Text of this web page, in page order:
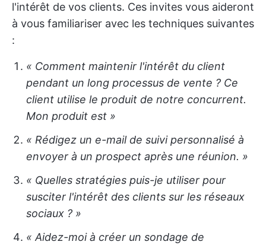
l'intérêt de vos clients. Ces invites vous aideront
à vous familiariser avec les techniques suivantes
:
« Comment maintenir l'intérêt du client
pendant un long processus de vente ? Ce
client utilise le produit de notre concurrent.
Mon produit est »
« Rédigez un e-mail de suivi personnalisé à
envoyer à un prospect après une réunion. »
« Quelles stratégies puis-je utiliser pour
susciter l'intérêt des clients sur les réseaux
sociaux ? »
« Aidez-moi à créer un sondage de